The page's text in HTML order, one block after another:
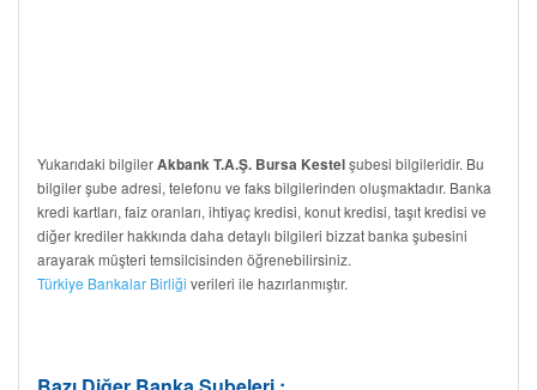
Yukarıdaki bilgilerAkbank T.A.Ş. Bursa Kestelşubesi bilgileridir. Bu
bilgiler şube adresi, telefonu ve faks bilgilerinden oluşmaktadır. Banka
kredi kartları, faiz oranları, ihtiyaç kredisi, konut kredisi, taşıt kredisi ve
diğer krediler hakkında daha detaylı bilgileri bizzat banka şubesini
arayarak müşteri temsilcisinden öğrenebilirsiniz.
Türkiye Bankalar Birliği verileri ile hazırlanmıştır.